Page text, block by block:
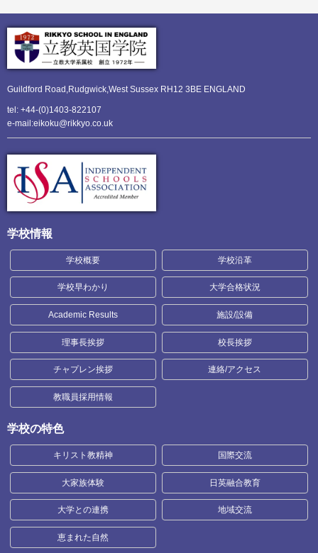
Guildford Road,Rudgwick,West Sussex RH12 3BE ENGLAND
tel: +44-(0)1403-822107
e-mail:eikoku@rikkyo.co.uk
学校情報
学校概要 学校沿革
学校早わかり 大学合格状況
Academic Results 施設/設備
理事長挨拶 校長挨拶
チャプレン挨拶 連絡/アクセス
教職員採用情報
学校の特色
キリスト教精神 国際交流
大家族体験 日英融合教育
大学との連携 地域交流
恵まれた自然